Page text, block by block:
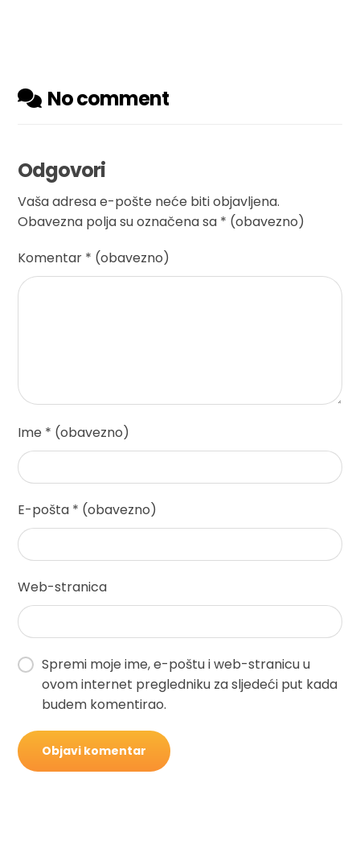
No comment
Odgovori
Vaša adresa e-pošte neće biti objavljena.
Obavezna polja su označena sa * (obavezno)
Komentar * (obavezno)
Ime * (obavezno)
E-pošta * (obavezno)
Web-stranica
Spremi moje ime, e-poštu i web-stranicu u
ovom internet pregledniku za sljedeći put kada
budem komentirao.